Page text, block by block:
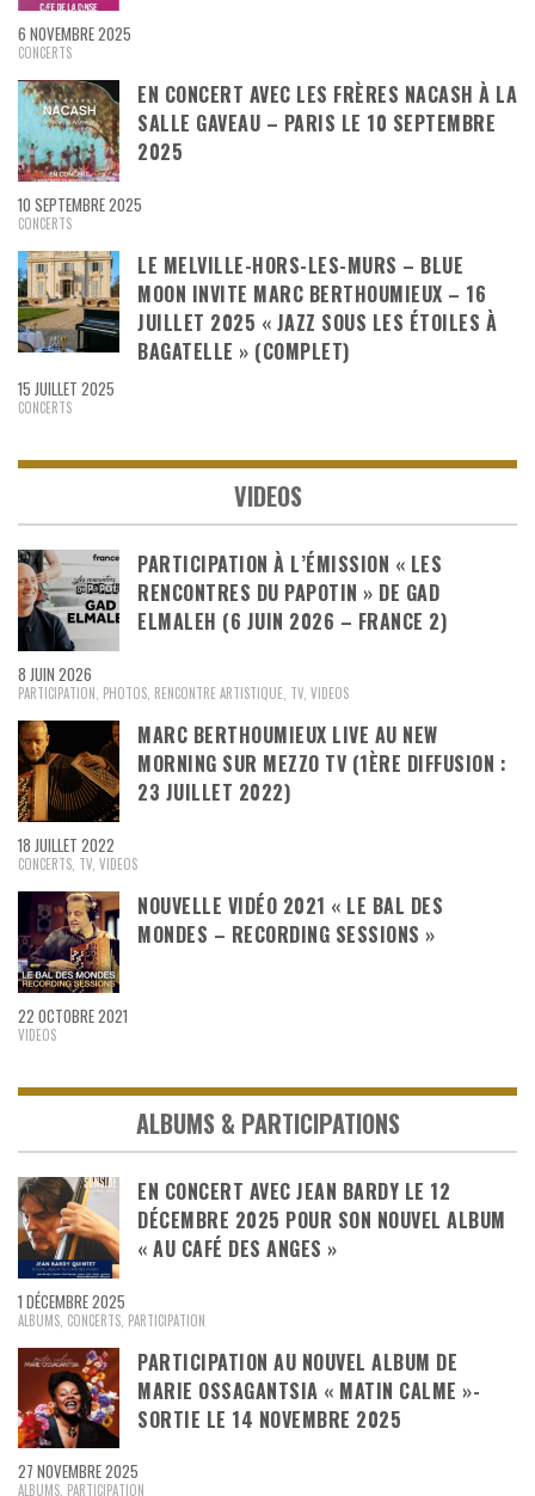
6 NOVEMBRE 2025
CONCERTS
EN CONCERT AVEC LES FRÈRES NACASH À LA
SALLE GAVEAU – PARIS LE 10 SEPTEMBRE
2025
10 SEPTEMBRE 2025
CONCERTS
LE MELVILLE-HORS-LES-MURS – BLUE
MOON INVITE MARC BERTHOUMIEUX – 16
JUILLET 2025 « JAZZ SOUS LES ÉTOILES À
BAGATELLE » (COMPLET)
15 JUILLET 2025
CONCERTS
VIDEOS
PARTICIPATION À L’ÉMISSION « LES
RENCONTRES DU PAPOTIN » DE GAD
ELMALEH (6 JUIN 2026 – FRANCE 2)
8 JUIN 2026
PARTICIPATION PHOTOS RENCONTRE ARTISTIQUE TV VIDEOS
MARC BERTHOUMIEUX LIVE AU NEW
MORNING SUR MEZZO TV (1ÈRE DIFFUSION :
23 JUILLET 2022)
18 JUILLET 2022
CONCERTS TV VIDEOS
NOUVELLE VIDÉO 2021 « LE BAL DES
MONDES – RECORDING SESSIONS »
22 OCTOBRE 2021
VIDEOS
ALBUMS & PARTICIPATIONS
EN CONCERT AVEC JEAN BARDY LE 12
DÉCEMBRE 2025 POUR SON NOUVEL ALBUM
« AU CAFÉ DES ANGES »
1 DÉCEMBRE 2025
ALBUMS CONCERTS PARTICIPATION
PARTICIPATION AU NOUVEL ALBUM DE
MARIE OSSAGANTSIA « MATIN CALME »-
SORTIE LE 14 NOVEMBRE 2025
27 NOVEMBRE 2025
ALBUMS PARTICIPATION